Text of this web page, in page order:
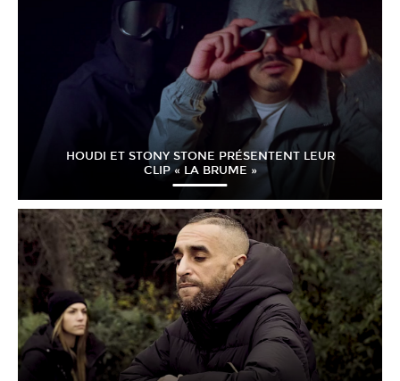
HOUDI ET STONY STONE PRÉSENTENT LEUR
CLIP « LA BRUME »